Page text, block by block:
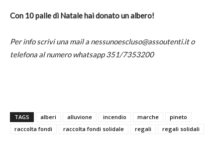
Con 10 palle di Natale hai donato un albero!
Per info scrivi una mail a nessunoescluso@assoutenti.ito
telefona al numero whatsapp 351/7353200
TAGS alberi alluvione incendio marche
pineto
raccolta fondi
raccolta fondi solidale regali regali solidali